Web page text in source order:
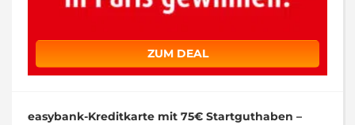
ZUM DEAL
easybank-Kreditkarte mit 75€ Startguthaben –